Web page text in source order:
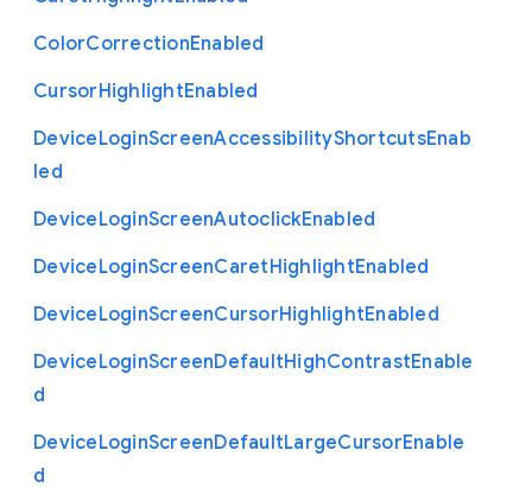
ColorCorrectionEnabled
CursorHighlightEnabled
DeviceLoginScreenAccessibilityShortcutsEnab
led
DeviceLoginScreenAutoclickEnabled
DeviceLoginScreenCaretHighlightEnabled
DeviceLoginScreenCursorHighlightEnabled
DeviceLoginScreenDefaultHighContrastEnable
d
DeviceLoginScreenDefaultLargeCursorEnable
d